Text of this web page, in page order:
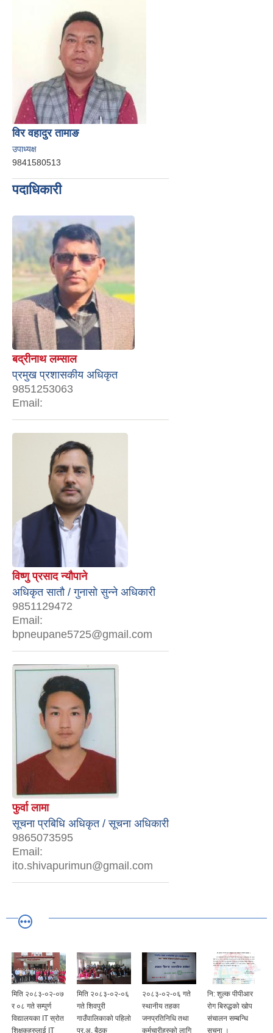
विर वहादुर तामाङ
उपाध्यक्ष
9841580513
पदाधिकारी
बद्रीनाथ लम्साल
प्रमुख प्रशासकीय अधिकृत
9851253063
Email:
विष्णु प्रसाद न्यौपाने
अधिकृत सातौ / गुनासो सुन्‍ने अधिकारी
9851129472
Email:
bpneupane5725@gmail.com
फुर्वा लामा
सूचना प्रबिधि अधिकृत / सूचना अधिकारी
9865073595
Email:
ito.shivapurimun@gmail.com
मिति २०८३-०२-०७
र ०८ गते सम्पुर्ण
विद्यालयका IT स्रोत
शिक्षकहरुलाई IT
मिति २०८३-०२-०६
गते शिवपुरी
गाउँपालिकाको पहिलो
प्र.अ. बैठक
२०८३-०२-०६ गते
स्थानीय तहका
जनप्रतिनिधि तथा
कर्मचारीहरुको लागि
नि: शुल्क पीपीआर
रोग बिरुद्धको खोप
संचालन सम्बन्धि
सूचना ।